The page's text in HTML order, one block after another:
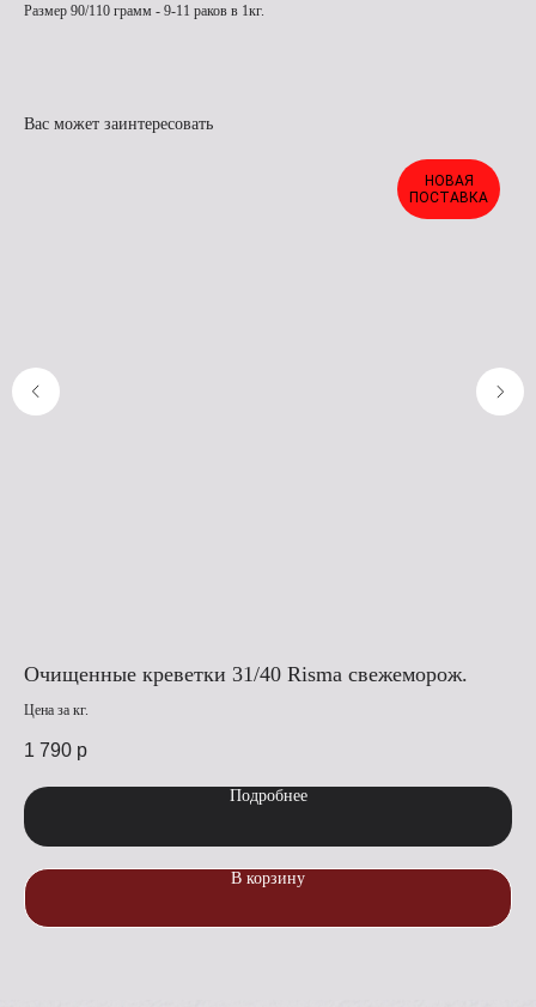
Размер 90/110 грамм - 9-11 раков в 1кг.
Вас может заинтересовать
НОВАЯ
ПОСТАВКА
Очищенные креветки 31/40 Risma свежеморож.
Цена за кг.
1 790 р
Подробнее
В корзину